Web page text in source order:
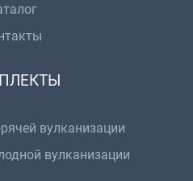
вулканизации
вулканизации